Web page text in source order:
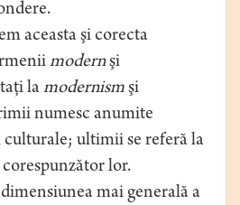
aceasta şi corecta
modernşi
la modernismşi
numesc anumite
culturale; ultimii se referă la
lor.
dimensiunea mai generală a